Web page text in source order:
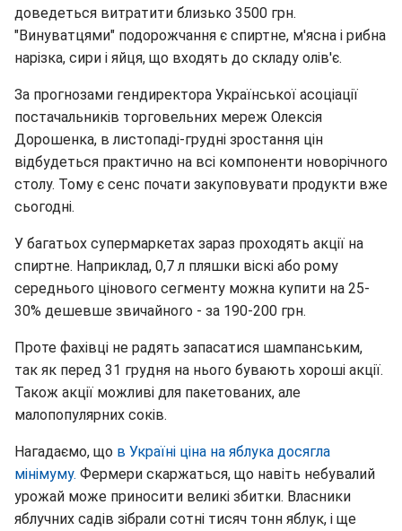
доведеться витратити близько 3500 грн.
"Винуватцями" подорожчання є спиртне, м'ясна і рибна
нарізка, сири і яйця, що входять до складу олів'є.
За прогнозами гендиректора Української асоціації
постачальників торговельних мереж Олексія
Дорошенка, в листопаді-грудні зростання цін
відбудеться практично на всі компоненти новорічного
столу. Тому є сенс почати закуповувати продукти вже
сьогодні.
У багатьох супермаркетах зараз проходять акції на
спиртне. Наприклад, 0,7 л пляшки віскі або рому
середнього цінового сегменту можна купити на 25-
30% дешевше звичайного - за 190-200 грн.
Проте фахівці не радять запасатися шампанським,
так як перед 31 грудня на нього бувають хороші акції.
Також акції можливі для пакетованих, але
малопопулярних соків.
Нагадаємо, що в Україні ціна на яблука досягла
мінімуму. Фермери скаржаться, що навіть небувалий
урожай може приносити великі збитки. Власники
яблучних садів зібрали сотні тисяч тонн яблук, і ще